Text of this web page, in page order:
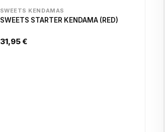
SWEETS KENDAMAS
SWEETS STARTER KENDAMA (RED)
31,95 €